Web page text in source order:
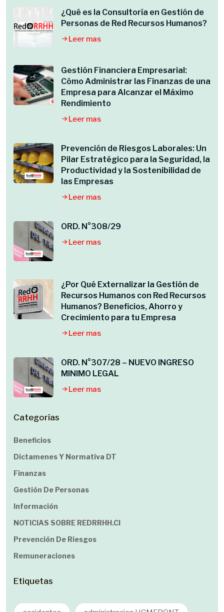
¿Qué es la Consultoría en Gestión de
Personas de Red Recursos Humanos?
Leer mas
Gestión Financiera Empresarial:
Cómo Administrar las Finanzas de una
Empresa para Alcanzar el Máximo
Rendimiento
Leer mas
Prevención de Riesgos Laborales: Un
Pilar Estratégico para la Seguridad, la
Productividad y la Sostenibilidad de
las Empresas
Leer mas
ORD. N°308/29
Leer mas
¿Por Qué Externalizar la Gestión de
Recursos Humanos con Red Recursos
Humanos? Beneficios, Ahorro y
Crecimiento para tu Empresa
Leer mas
ORD. N°307/28 – NUEVO INGRESO
MINIMO LEGAL
Leer mas
Categorías
Beneficios
Dictamenes Y Normativa DT
Finanzas
Gestión De Personas
Información
NOTICIAS SOBRE REDRRHH.cl
Prevención De Riesgos
Remuneraciones
Etiquetas